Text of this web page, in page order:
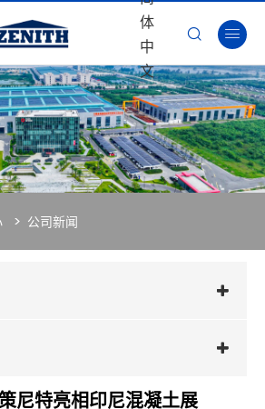
体
中
文
 
公司新闻
尼特亮相印尼混凝土展